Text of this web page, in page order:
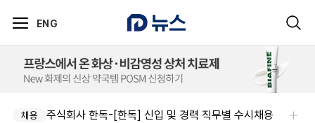
ENG
채용 주식회사 한독-[한독] 신입 및 경력 직무별 수시채용